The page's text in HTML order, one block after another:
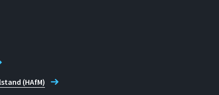
(HAfM)